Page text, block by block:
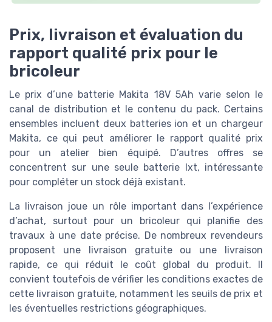
Prix, livraison et évaluation du
rapport qualité prix pour le
bricoleur
Le prix d’une batterie Makita 18V 5Ah varie selon le
canal de distribution et le contenu du pack. Certains
ensembles incluent deux batteries ion et un chargeur
Makita, ce qui peut améliorer le rapport qualité prix
pour un atelier bien équipé. D’autres offres se
concentrent sur une seule batterie lxt, intéressante
pour compléter un stock déjà existant.
La livraison joue un rôle important dans l’expérience
d’achat, surtout pour un bricoleur qui planifie des
travaux à une date précise. De nombreux revendeurs
proposent une livraison gratuite ou une livraison
rapide, ce qui réduit le coût global du produit. Il
convient toutefois de vérifier les conditions exactes de
cette livraison gratuite, notamment les seuils de prix et
les éventuelles restrictions géographiques.